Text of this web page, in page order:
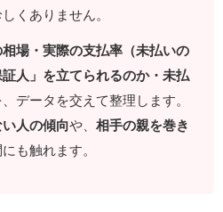
くありません。
場・実際の支払率（未払いの
人」を立てられるのか・未払
、データを交えて整理します。
人の傾向や、 相手の親を巻き
も触れます。